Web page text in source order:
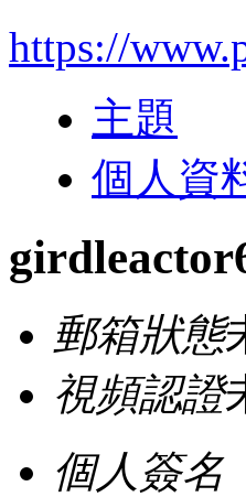
https://
主題
個人資
郵箱狀態
視頻認證
個人簽名